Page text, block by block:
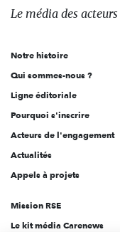
des
l'engagement
Le média des acteurs
Notre histoire
Qui sommes-nous ?
Ligne éditoriale
Pourquoi s'inscrire
Acteurs de l'engagement
Actualités
Appels à projets
Mission RSE
Le kit média Carenews